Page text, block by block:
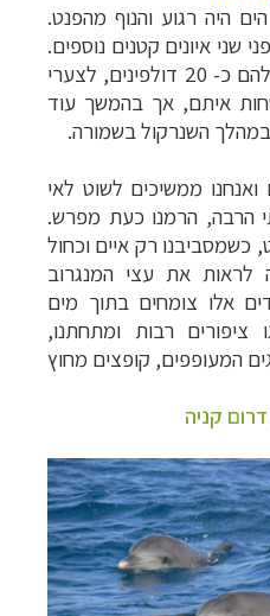
היה רגוע והנוף מהפנט.
שני איונים קטנים נוספים.
בין שני האיים קטנים קפצו להם כ- 20 דולפינים, לצערי
איתם, אך בהמשך עוד
במהלך השנרקול בשמורה.
ממשיכים לשוט לאי
הרבה, הרמנו כעת מפרש.
כשמסביבנו רק איים וכחול
את עצי המנגרוב
אלו צומחים בתוך מים
ציפורים רבות ומתחתנו,
המעופפים, קופצים מחוץ
קניה